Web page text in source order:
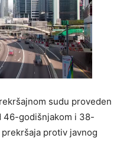
sudu proveden
46-godišnjakom i 38-
protiv javnog